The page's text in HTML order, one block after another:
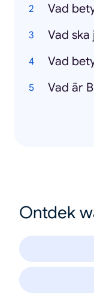
Vad
Vad
Vad är
Ontdek